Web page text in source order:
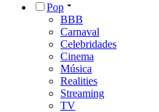
Pop
BBB
Carnaval
Celebridades
Cinema
Música
Realities
Streaming
TV